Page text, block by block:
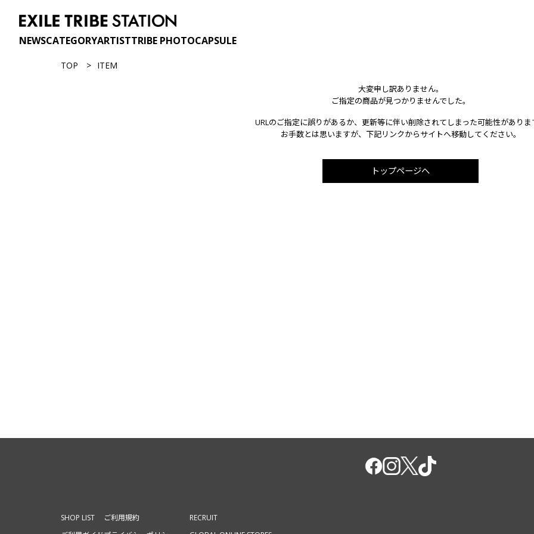
NEWSCATEGORYARTISTTRIBE PHOTOCAPSULE
TOP ITEM
大変申し訳ありません。
ご指定の商品が見つかりませんでした。
URLのご指定に誤りがあるか、更新等に伴い削除されてしまった可能性がありま
お手数とは思いますが、下記リンクからサイトへ移動してください。
トップページへ
SHOP LIST
ご利用規約
RECRUIT